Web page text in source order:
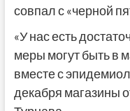
совпал с «черной
«У нас есть
меры могут быть в
вместе с
декабря магазины